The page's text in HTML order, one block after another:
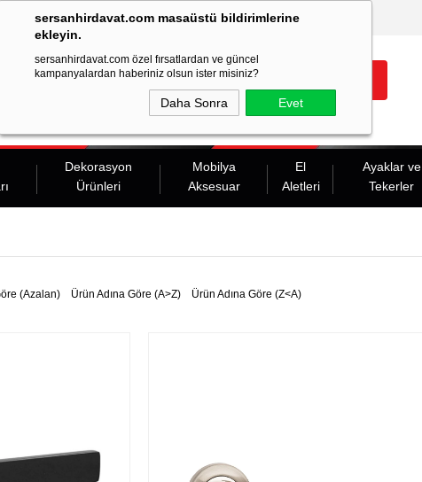
sersanhirdavat.com masaüstü bildirimlerine
ekleyin.
sersanhirdavat.com özel fırsatlardan ve güncel
kampanyalardan haberiniz olsun ister misiniz?
Daha Sonra Evet
Dekorasyon
Ürünleri
Mobilya
Aksesuar
El
Aletleri
Ayaklar ve
Tekerler
(Azalan) Ürün Adına Göre (A>Z) Ürün Adına Göre (Z<A)